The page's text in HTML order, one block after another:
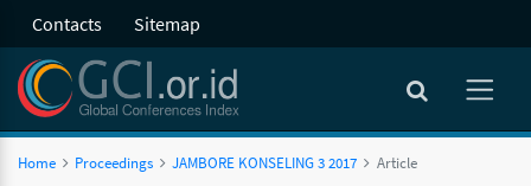
Contacts Sitemap
Home Proceedings JAMBORE KONSELING 3 2017 Article